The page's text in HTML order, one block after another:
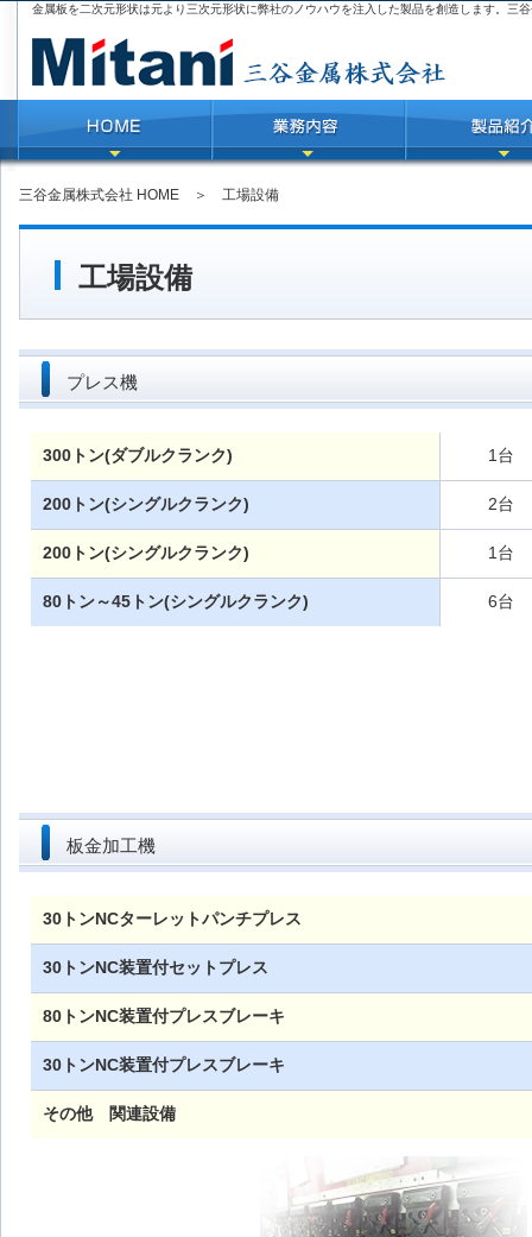
金属板を二次元形状は元より三次元形状に弊社のノウハウを注入した製品を創造します。三
三谷金属株式会社 HOME ＞ 工場設備
工場設備
プレス機
300トン(ダブルクランク) 1台
200トン(シングルクランク) 2台
200トン(シングルクランク) 1台
80トン～45トン(シングルクランク) 6台
板金加工機
30トンNCターレットパンチプレス
30トンNC装置付セットプレス
80トンNC装置付プレスブレーキ
30トンNC装置付プレスブレーキ
その他 関連設備